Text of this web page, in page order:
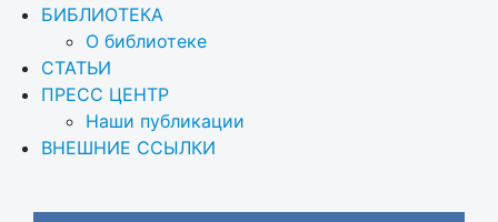
БИБЛИОТЕКА
О библиотеке
СТАТЬИ
ПРЕСС ЦЕНТР
Наши публикации
ВНЕШНИЕ ССЫЛКИ